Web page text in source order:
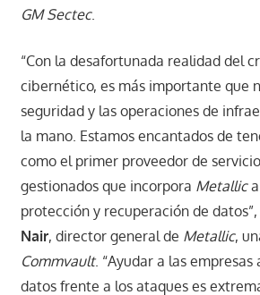
GM Sectec.
“Con la desafortunada realidad del
cibernético, es más importante que
seguridad y las operaciones de
la mano. Estamos encantados de
como el primer proveedor de
gestionados que incorpora Metallic
protección y recuperación de
Nair, director general de Metallic,
Commvault. “Ayudar a las empresas
datos frente a los ataques es